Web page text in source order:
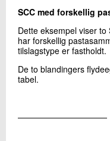
SCC med forskellig
Dette eksempel viser
har forskellig
tilslagstype er fastholdt.
De to blandingers
tabel.